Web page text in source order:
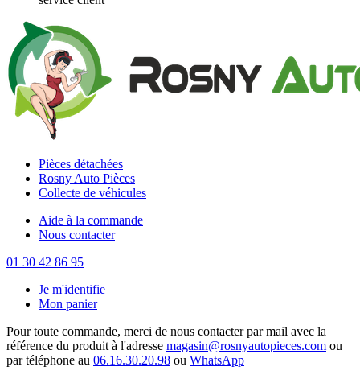
Pièces détachées
Rosny Auto Pièces
Collecte de véhicules
Aide à la commande
Nous contacter
01 30 42 86 95
Je m'identifie
Mon panier
Pour toute commande, merci de nous contacter par mail avec la
référence du produit à l'adresse magasin@rosnyautopieces.com ou
par téléphone au 06.16.30.20.98 ou WhatsApp